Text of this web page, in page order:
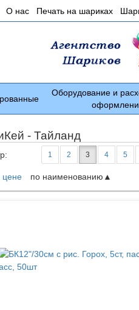
О нас Печать на шариках
Оборудование и
- Тайланд
1 2 3 4 5
цене по наименованию